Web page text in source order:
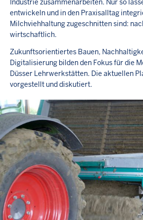
Industrie zusammenarbeiten. Nur so
entwickeln und in den Praxisalltag
Milchviehhaltung zugeschnitten sind:
wirtschaftlich.
Zukunftsorientiertes Bauen,
Digitalisierung bilden den Fokus für die
Düsser Lehrwerkstätten. Die aktuellen
vorgestellt und diskutiert.